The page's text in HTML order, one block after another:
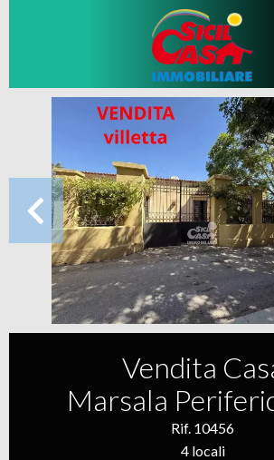
Vendita
Marsala
Rif. 10456
4 locali